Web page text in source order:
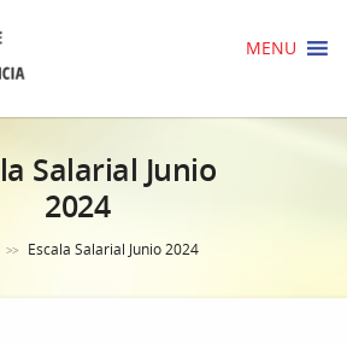
MENU
Salarial Junio
2024
>> Escala Salarial Junio 2024